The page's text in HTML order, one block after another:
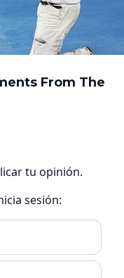
tu opinión.
sesión: